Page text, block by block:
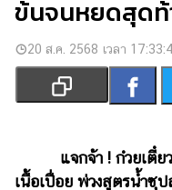
สด
การ
เงิน
การ
บันเทิง
ข้นจนหยดสุดท้
20 ส.ค. 2568 เวลา
แจกจ้า ! ก๋วยเตี๋
เนื้อเปื่อย พ่วงสูตรน้ำซุ